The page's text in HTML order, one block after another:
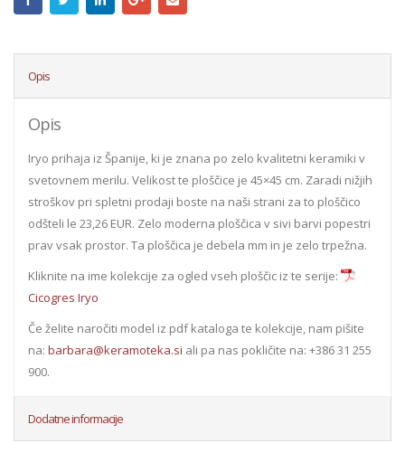
Opis
Opis
Iryo prihaja iz Španije, ki je znana po zelo kvalitetni keramiki v
svetovnem merilu. Velikost te ploščice je 45×45 cm. Zaradi nižjih
stroškov pri spletni prodaji boste na naši strani za to ploščico
odšteli le 23,26 EUR. Zelo moderna ploščica v sivi barvi popestri
prav vsak prostor. Ta ploščica je debela mm in je zelo trpežna.
Kliknite na ime kolekcije za ogled vseh ploščic iz te serije:
Cicogres Iryo
Če želite naročiti model iz pdf kataloga te kolekcije, nam pišite
na: barbara@keramoteka.si ali pa nas pokličite na: +386 31 255
900.
Dodatne informacije